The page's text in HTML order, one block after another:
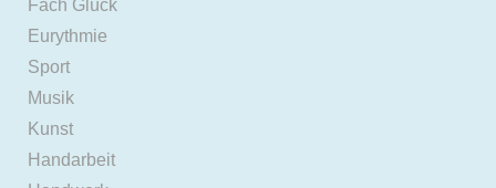
Fach Glück
Eurythmie
Sport
Musik
Kunst
Handarbeit